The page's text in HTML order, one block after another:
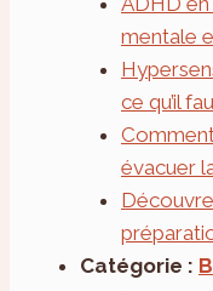
mentale
ce qu’il
évacuer
Catégorie :